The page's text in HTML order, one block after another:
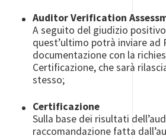
Auditor Verification
A seguito del giudizio
quest’ultimo potrà inviare ad
documentazione con la
Certificazione, che sarà
stesso;
Certificazione
Sulla base dei risultati
raccomandazione fatta